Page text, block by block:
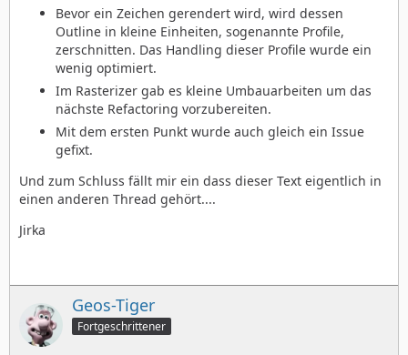
Bevor ein Zeichen gerendert wird, wird dessen
Outline in kleine Einheiten, sogenannte Profile,
zerschnitten. Das Handling dieser Profile wurde ein
wenig optimiert.
Im Rasterizer gab es kleine Umbauarbeiten um das
nächste Refactoring vorzubereiten.
Mit dem ersten Punkt wurde auch gleich ein Issue
gefixt.
Und zum Schluss fällt mir ein dass dieser Text eigentlich in
einen anderen Thread gehört....
Jirka
Geos-Tiger
Fortgeschrittener